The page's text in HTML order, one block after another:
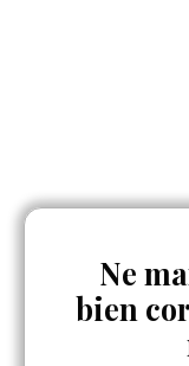
Ne
bien